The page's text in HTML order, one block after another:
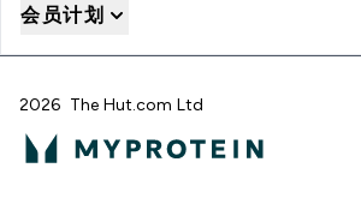
会员计划
2026 The Hut.com Ltd